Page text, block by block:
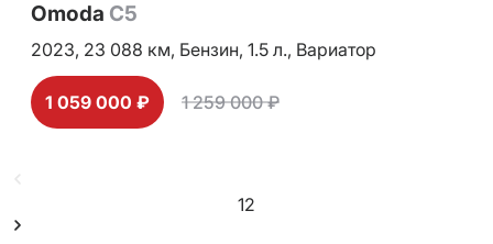
Omoda C5
2023, 23 088 км, Бензин, 1.5 л., Вариатор
1 059 000 ₽ 1 259 000 ₽
12